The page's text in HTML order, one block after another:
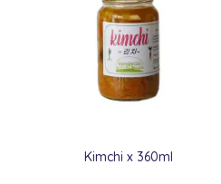
Kimchi x 360ml